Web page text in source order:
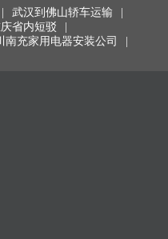
武汉到佛山轿车运输
省内短驳
南充家用电器安装公司